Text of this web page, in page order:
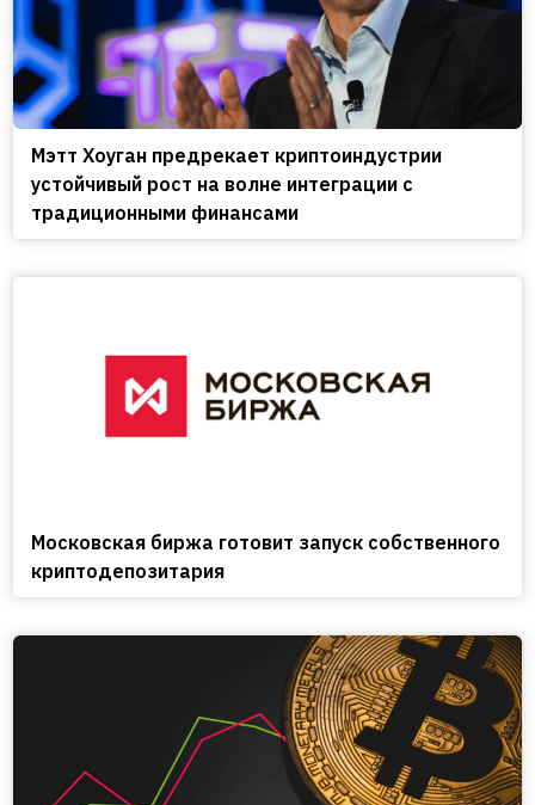
Мэтт Хоуган предрекает криптоиндустрии
устойчивый рост на волне интеграции с
традиционными финансами
Московская биржа готовит запуск собственного
криптодепозитария